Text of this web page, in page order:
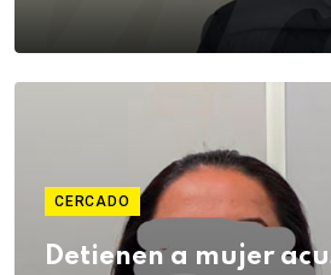
CERCADO
Detienen a mujer